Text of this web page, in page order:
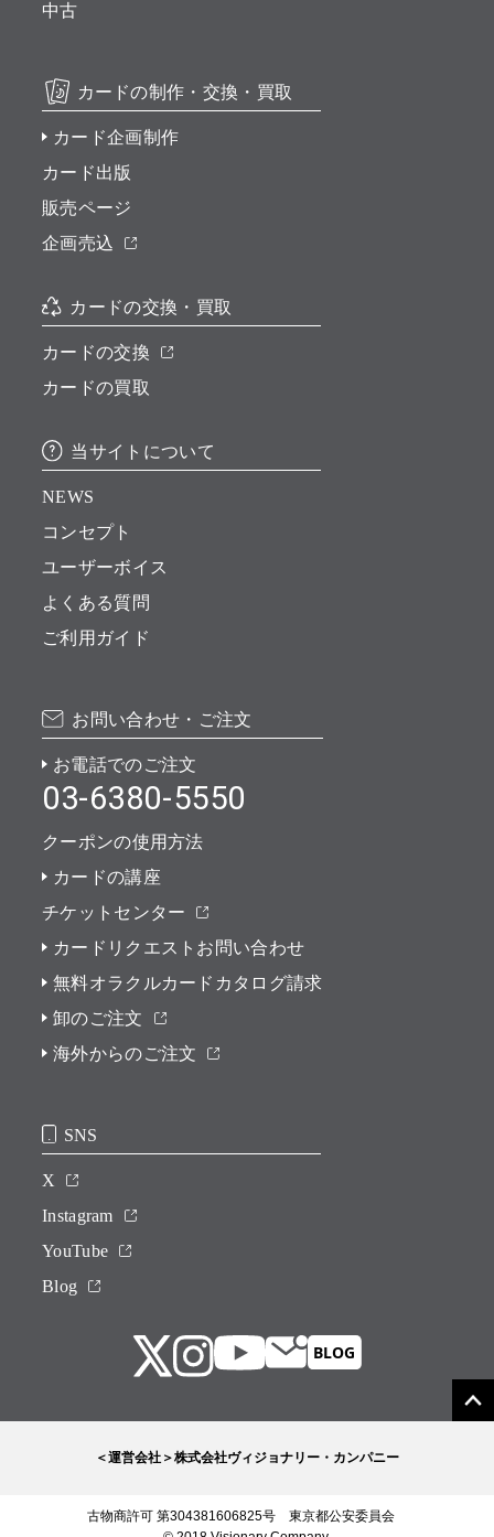
中古
カードの制作・交換・買取
カード企画制作
カード出版
販売ページ
企画売込
カードの交換・買取
カードの交換
カードの買取
当サイトについて
NEWS
コンセプト
ユーザーボイス
よくある質問
ご利用ガイド
お問い合わせ・ご注文
お電話でのご注文
03-6380-5550
クーポンの使用方法
カードの講座
チケットセンター
カードリクエストお問い合わせ
無料オラクルカードカタログ請求
卸のご注文
海外からのご注文
SNS
X
Instagram
YouTube
Blog
＜運営会社＞株式会社ヴィジョナリー・カンパニー
古物商許可 第304381606825号 東京都公安委員会